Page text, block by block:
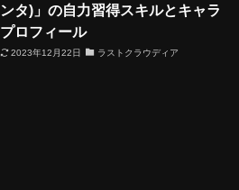
ンタ)」の自力習得スキルとキャラ
プロフィール
2023年12月22日 ラストクラウディア